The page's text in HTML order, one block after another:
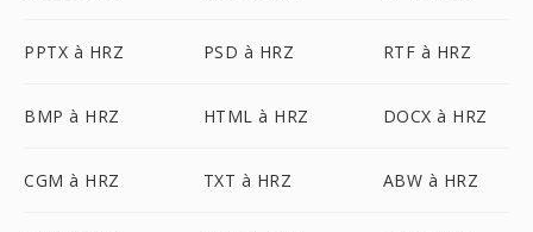
PPTX à HRZ PSD à HRZ RTF à HRZ
BMP à HRZ HTML à HRZ DOCX à HRZ
CGM à HRZ TXT à HRZ ABW à HRZ